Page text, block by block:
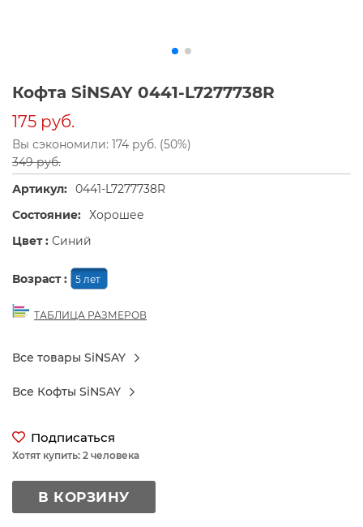
Кофта SiNSAY 0441-L7277738R
175 руб.
Вы сэкономили: 174 руб. (50%)
349 руб.
Артикул: 0441-L7277738R
Состояние: Хорошее
Цвет : Синий
Возраст : 5 лет
ТАБЛИЦА РАЗМЕРОВ
Все товары SiNSAY
Все Кофты SiNSAY
Подписаться
Хотят купить: 2 человека
В КОРЗИНУ